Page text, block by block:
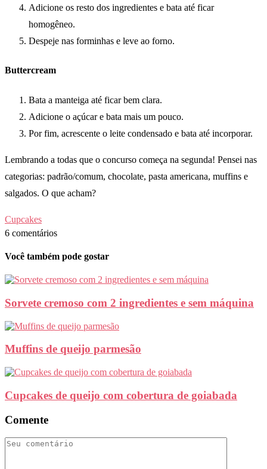
Adicione os resto dos ingredientes e bata até ficar
homogêneo.
Despeje nas forminhas e leve ao forno.
Buttercream
Bata a manteiga até ficar bem clara.
Adicione o açúcar e bata mais um pouco.
Por fim, acrescente o leite condensado e bata até incorporar.
Lembrando a todas que o concurso começa na segunda! Pensei nas
categorias: padrão/comum, chocolate, pasta americana, muffins e
salgados. O que acham?
Cupcakes
6 comentários
Você também pode gostar
Sorvete cremoso com 2 ingredientes e sem máquina
Muffins de queijo parmesão
Cupcakes de queijo com cobertura de goiabada
Comente